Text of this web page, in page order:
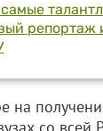
репортаж
на